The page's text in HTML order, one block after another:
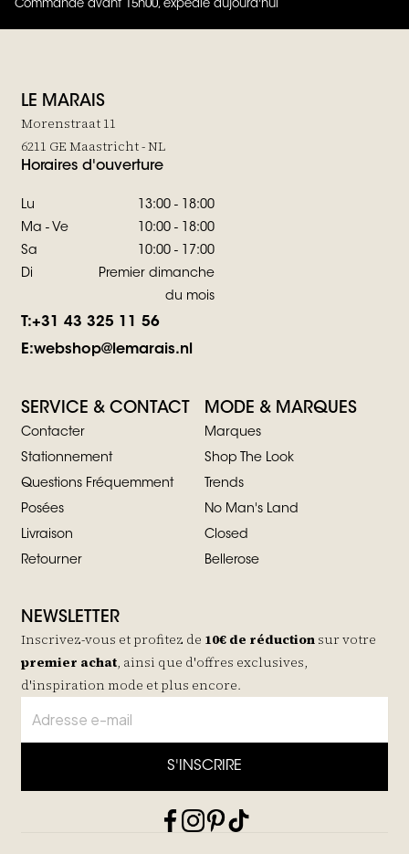
Commandé avant 15h00, expédié aujourd'hui
4.8 sur 5 ( 42 Avis)
LE MARAIS
Morenstraat 11
6211 GE Maastricht - NL
Horaires d'ouverture
Lu
13:00 - 18:00
Ma - Ve
10:00 - 18:00
Sa
10:00 - 17:00
Di
Premier dimanche
du mois
T:+31 43 325 11 56
E:webshop@lemarais.nl
SERVICE & CONTACT
Contacter
Stationnement
Questions Fréquemment
Posées
Livraison
Retourner
MODE & MARQUES
Marques
Shop The Look
Trends
No Man's Land
Closed
Bellerose
NEWSLETTER
Inscrivez-vous et profitez de 10€ de réduction sur votre
premier achat, ainsi que d'offres exclusives,
d'inspiration mode et plus encore.
S'INSCRIRE